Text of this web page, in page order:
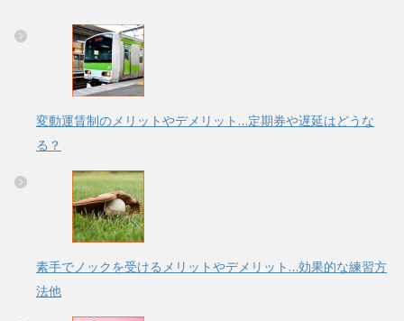
変動運賃制のメリットやデメリット…定期券や遅延はどうな
る？
素手でノックを受けるメリットやデメリット…効果的な練習方
法他